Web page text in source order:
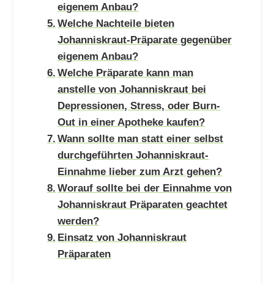
eigenem Anbau?
Welche Nachteile bieten
Johanniskraut-Präparate gegenüber
eigenem Anbau?
Welche Präparate kann man
anstelle von Johanniskraut bei
Depressionen, Stress, oder Burn-
Out in einer Apotheke kaufen?
Wann sollte man statt einer selbst
durchgeführten Johanniskraut-
Einnahme lieber zum Arzt gehen?
Worauf sollte bei der Einnahme von
Johanniskraut Präparaten geachtet
werden?
Einsatz von Johanniskraut
Präparaten